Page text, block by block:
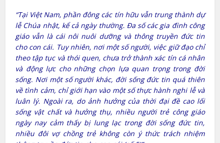
“Tại Việt Nam, phần đông các tín hữu vẫn trung thành dự
lễ Chúa nhật, kể cả ngày thường. Đa số các gia đình công
giáo vẫn là cái nôi nuôi dưỡng và thông truyền đức tin
cho con cái. Tuy nhiên, nơi một số người, việc giữ đạo chỉ
theo tập tục và thói quen, chưa trở thành xác tín cá nhân
và động lực cho những chọn lựa quan trọng trong đời
sống. Nơi một số người khác, đời sống đức tin quá thiên
về tình cảm, chỉ giới hạn vào một số thực hành nghi lễ và
luân lý. Ngoài ra, do ảnh hưởng của thời đại đề cao lối
sống vật chất và hưởng thụ, nhiều người trẻ công giáo
ngày nay cảm thấy bị lung lạc trong đời sống đức tin,
nhiều đôi vợ chồng trẻ không còn ý thức trách nhiệm